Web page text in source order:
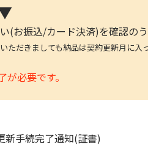
お振込/カード決済)を確認の
だきましても納品は契約更新月に入
必要です。
手続完了通知(証書)